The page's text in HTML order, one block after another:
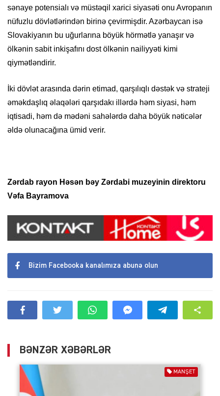
sənaye potensialı və müstəqil xarici siyasəti onu Avropanın
nüfuzlu dövlətlərindən birinə çevirmişdir. Azərbaycan isə
Slovakiyanın bu uğurlarına böyük hörmətlə yanaşır və
ölkənin sabit inkişafını dost ölkənin nailiyyəti kimi
qiymətləndirir.
İki dövlət arasında dərin etimad, qarşılıqlı dəstək və strateji
əməkdaşlıq əlaqələri qarşıdakı illərdə həm siyasi, həm
iqtisadi, həm də mədəni sahələrdə daha böyük nəticələr
əldə olunacağına ümid verir.
Zərdab rayon Həsən bəy Zərdabi muzeyinin direktoru
Vəfa Bayramova
Bizim Facebooka kanalımıza abunə olun
BƏNZƏR XƏBƏRLƏR
MANŞET